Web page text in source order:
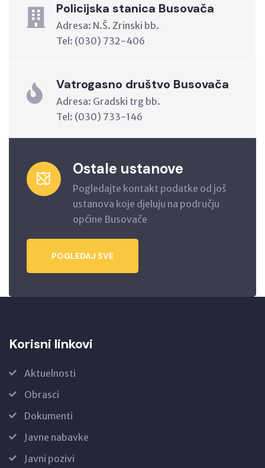
Policijska stanica Busovača
Adresa: N.Š. Zrinski bb.
Tel: (030) 732-406
Vatrogasno društvo Busovača
Adresa: Gradski trg bb.
Tel: (030) 733-146
Ostale ustanove
Pogledajte kontakt podatke od još
ustanova koje djeluju na području
općine Busovače
POGLEDAJ SVE
Korisni linkovi
Aktuelnosti
Obrasci
Dokumenti
Javne nabavke
Javni pozivi